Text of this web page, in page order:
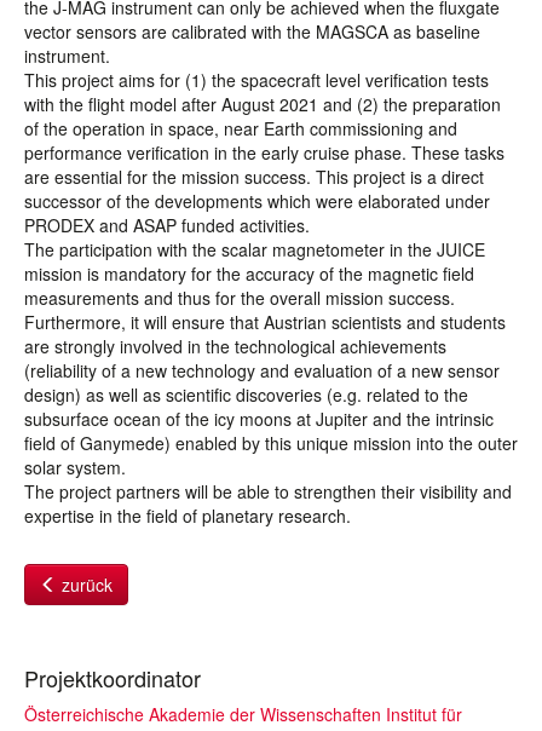
the J-MAG instrument can only be achieved when the fluxgate
vector sensors are calibrated with the MAGSCA as baseline
instrument.
This project aims for (1) the spacecraft level verification tests
with the flight model after August 2021 and (2) the preparation
of the operation in space, near Earth commissioning and
performance verification in the early cruise phase. These tasks
are essential for the mission success. This project is a direct
successor of the developments which were elaborated under
PRODEX and ASAP funded activities.
The participation with the scalar magnetometer in the JUICE
mission is mandatory for the accuracy of the magnetic field
measurements and thus for the overall mission success.
Furthermore, it will ensure that Austrian scientists and students
are strongly involved in the technological achievements
(reliability of a new technology and evaluation of a new sensor
design) as well as scientific discoveries (e.g. related to the
subsurface ocean of the icy moons at Jupiter and the intrinsic
field of Ganymede) enabled by this unique mission into the outer
solar system.
The project partners will be able to strengthen their visibility and
expertise in the field of planetary research.
zurück
Projektkoordinator
Österreichische Akademie der Wissenschaften Institut für